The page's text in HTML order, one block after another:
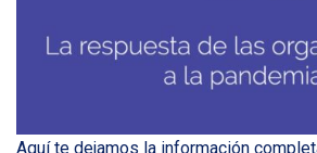
Aquí te dejamos la información